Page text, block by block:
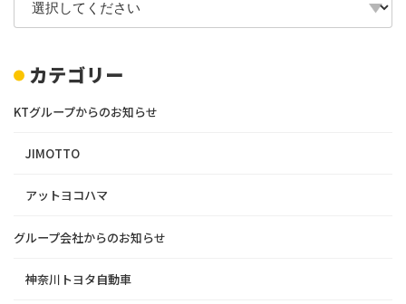
カテゴリー
KTグループからのお知らせ
JIMOTTO
アットヨコハマ
グループ会社からのお知らせ
神奈川トヨタ自動車